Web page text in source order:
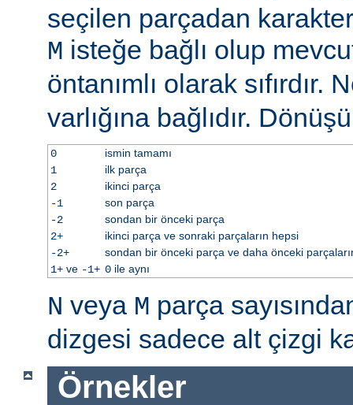
seçilen parçadan
M isteğe bağlı olup
öntanımlı olarak sıfırdır.
varlığına bağlıdır.
0
ismin tamamı
1
ilk parça
2
ikinci parça
-1
son parça
-2
sondan bir önceki parça
2+
ikinci parça ve sonraki parçaların hepsi
-2+
sondan bir önceki parça ve daha önceki
1+ve -1+ 0ile aynı
N veya M parça
dizgesi sadece alt çizgi
Örnekler